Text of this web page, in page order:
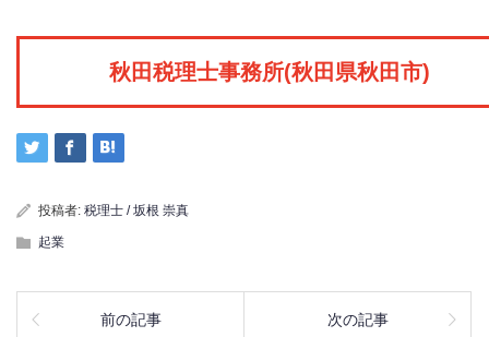
秋田税理士事務所(秋田県秋田市)
投稿者: 税理士 / 坂根 崇真
起業
前の記事 次の記事